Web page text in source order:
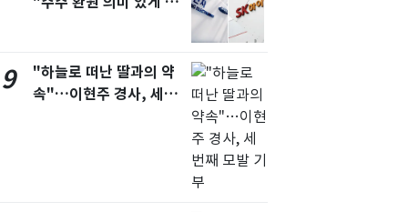
9
"하늘로 떠난 딸과의 약
속"…이현주 경사, 세